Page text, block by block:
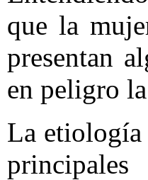
que la
presentan
en peligro
La etiología